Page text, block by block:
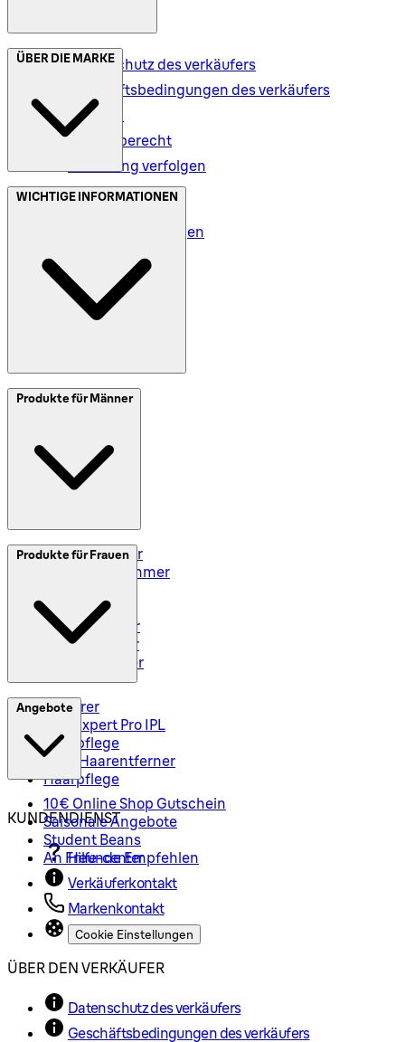
Datenschutz des verkäufers
Geschäftsbedingungen des verkäufers
Versand
Rückgaberecht
Bestellung verfolgen
ÜBER DIE MARKE
Datenschutz (DE)
Geschäftsbedingungen
Meine Daten (AT)
WICHTIGE INFORMATIONEN
SplitIt
Produkte für Männer
Elektrorasierer
Styler und Trimmer
Rasiersets
Rasierzubehör
Body Groomer
Haarschneider
Produkte für Frauen
Epilierer
Silk-Expert Pro IPL
Hautpflege
Mini-Haarentferner
Haarpflege
Angebote
10€ Online Shop Gutschein
Saisonale Angebote
Student Beans
An Freunde Empfehlen
KUNDENDIENST
Hilfe-center
Verkäuferkontakt
Markenkontakt
Cookie Einstellungen
ÜBER DEN VERKÄUFER
Datenschutz des verkäufers
Geschäftsbedingungen des verkäufers